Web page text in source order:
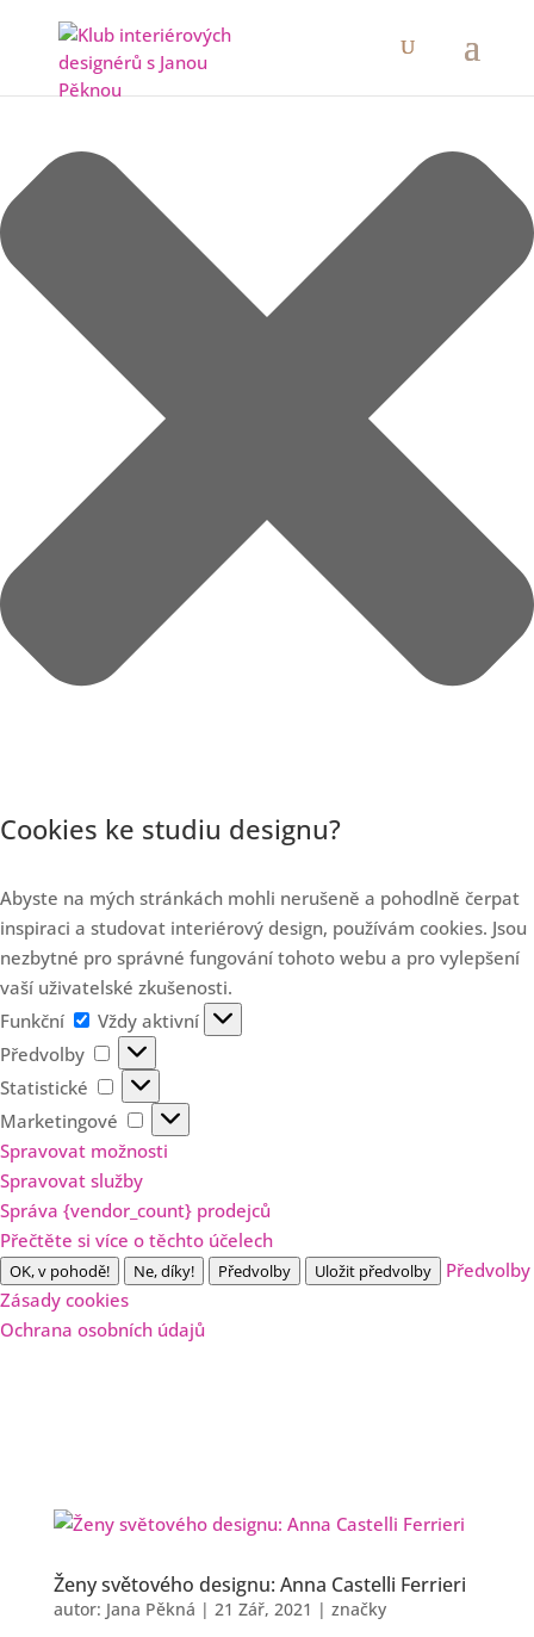
Cookies ke studiu designu?
Abyste na mých stránkách mohli nerušeně a pohodlně čerpat
inspiraci a studovat interiérový design, používám cookies. Jsou
nezbytné pro správné fungování tohoto webu a pro vylepšení
vaší uživatelské zkušenosti.
Funkční
Funkční
Vždy aktivní
Předvolby
Předvolby
Statistické
Statistické
Marketingové
Marketingové
Spravovat možnosti
Spravovat služby
Správa {vendor_count} prodejců
Přečtěte si více o těchto účelech
OK, v pohodě! Ne, díky! Předvolby Uložit předvolby
Předvolby
Zásady cookies
Ochrana osobních údajů
Ženy světového designu: Anna Castelli Ferrieri
autor: Jana Pěkná | 21 Zář, 2021 | značky